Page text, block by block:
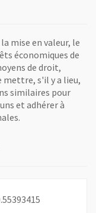
mise en valeur, le
économiques de
de droit,
s'il y a lieu,
similaires pour
et adhérer à